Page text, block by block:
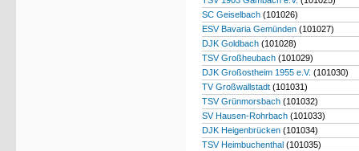
SC Geiselbach (101026)
ESV Bavaria Gemünden (101027)
DJK Goldbach (101028)
TSV Großheubach (101029)
DJK Großostheim 1955 e.V. (101030)
TV Großwallstadt (101031)
TSV Grünmorsbach (101032)
SV Hausen-Rohrbach (101033)
DJK Heigenbrücken (101034)
TSV Heimbuchenthal (101035)